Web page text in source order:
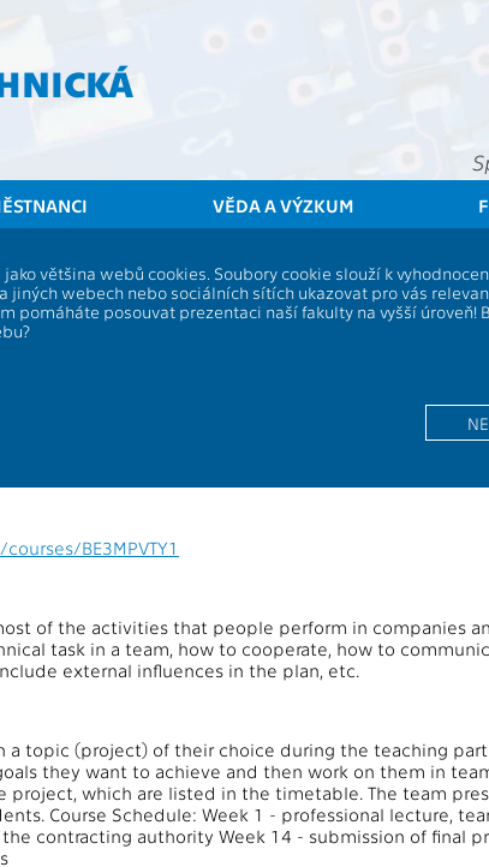
VĚDA A VÝZKUM
většina webů cookies. Soubory cookie slouží k
jiných webech nebo sociálních sítích ukazovat pro vás
pomáháte posouvat prezentaci naší fakulty na vyšší úroveň!
BE3MPVTY1
of the activities that people perform in companies
task in a team, how to cooperate, how to
external influences in the plan, etc.
a topic (project) of their choice during the teaching
they want to achieve and then work on them in
project, which are listed in the timetable. The team
Course Schedule: Week 1 - professional lecture,
contracting authority Week 14 - submission of final